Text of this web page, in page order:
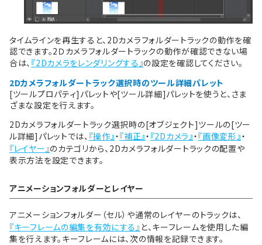
タイムラインを再生すると、2Dカメラフォルダートラックの動作を確
認できます。2Ｄカメラフォルダートラックの動作が確認できない場
合は、 『2Dカメラをレンダリングする』の設定を確認してください。
2Dカメラフォルダートラック選択時のツール詳細パレット
[ツールプロパティ]パレットや[ツール詳細]パレットを使うと、さま
ざまな設定を行えます。
2Dカメラフォルダートラック選択時の[オブジェクト]ツールの[ツー
ル詳細]パレットでは、 『操作』・『補正』・ 『2Dカメラ』・『画像変形』・
『レイヤー』のカテゴリから、2Dカメラフォルダートラックの配置や
表示方法を設定できます。
アニメーションフォルダーとレイヤー
アニメーションフォルダー（セル）や通常のレイヤーのトラックは、
『キーフレームの編集を有効にする』 と、キーフレームを使用した編
集を行えます。キーフレームには、次の情報を記録できます。